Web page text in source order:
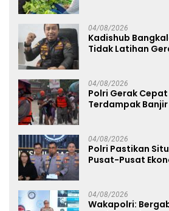
04/08/2026
Kadishub
Tidak Latihan
04/08/2026
Polri Gerak
Terdampak
04/08/2026
Polri Pastikan
Pusat-Pusat
04/08/2026
Wakapolri: